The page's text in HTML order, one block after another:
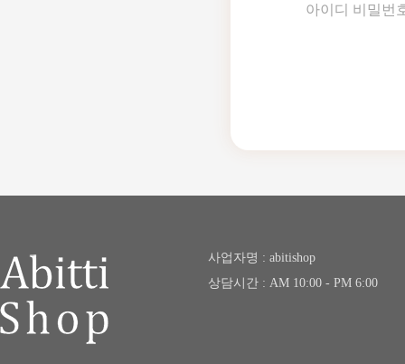
아이디 비밀번
사업자명 : abitishop
상담시간 : AM 10:00 - PM 6:00